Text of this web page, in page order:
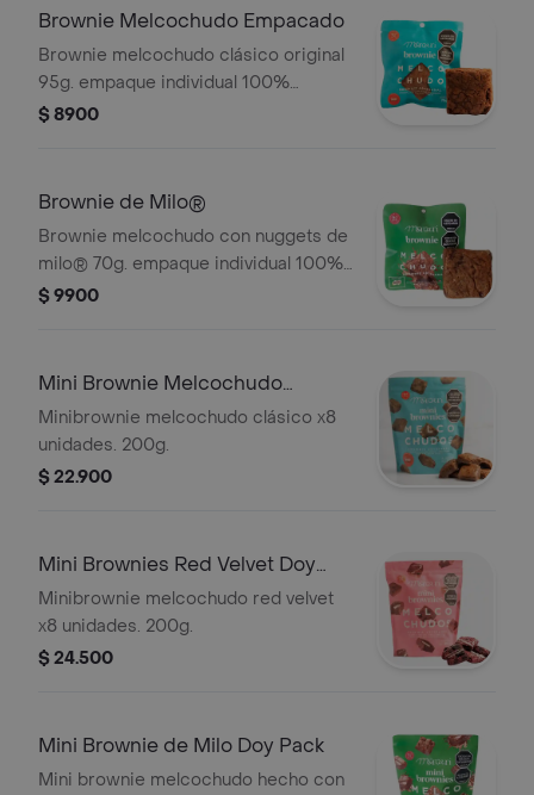
Brownie Melcochudo Empacado
Brownie melcochudo clásico original
95g. empaque individual 100%
biodegradable.
$ 8900
Brownie de Milo®
Brownie melcochudo con nuggets de
milo® 70g. empaque individual 100%
biodegradable.
$ 9900
Mini Brownie Melcochudo
Clásico Doy Pack
Minibrownie melcochudo clásico x8
unidades. 200g.
$ 22.900
Mini Brownies Red Velvet Doy
Pack
Minibrownie melcochudo red velvet
x8 unidades. 200g.
$ 24.500
Mini Brownie de Milo Doy Pack
Mini brownie melcochudo hecho con